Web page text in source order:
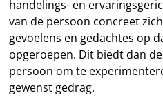
handelings- en
van de persoon concreet
gevoelens en gedachtes op
opgeroepen. Dit biedt dan
persoon om te
gewenst gedrag.